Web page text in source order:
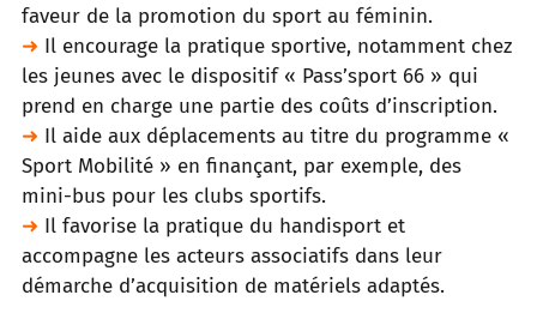
faveur de la promotion du sport au féminin.
➜ Il encourage la pratique sportive, notamment chez
les jeunes avec le dispositif « Pass’sport 66 » qui
prend en charge une partie des coûts d’inscription.
➜ Il aide aux déplacements au titre du programme «
Sport Mobilité » en finançant, par exemple, des
mini-bus pour les clubs sportifs.
➜ Il favorise la pratique du handisport et
accompagne les acteurs associatifs dans leur
démarche d’acquisition de matériels adaptés.